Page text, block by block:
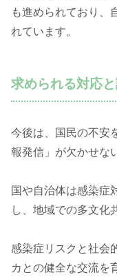
も進められており、
れています。
求められる対応
今後は、国民の不安
報発信」が欠かせな
国や自治体は感染症
し、地域での多文化
感染症リスクと社会
カとの健全な交流を